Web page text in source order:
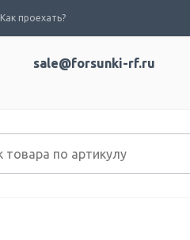
Как проехать?
sale@forsunki-rf.ru